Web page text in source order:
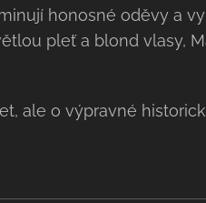
honosné oděvy a
pleť a blond vlasy,
ale o výpravné